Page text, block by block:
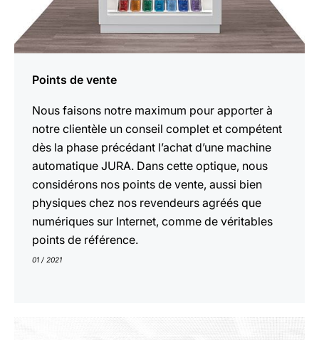
Points de vente
Nous faisons notre maximum pour apporter à
notre clientèle un conseil complet et compétent
dès la phase précédant l’achat d’une machine
automatique JURA. Dans cette optique, nous
considérons nos points de vente, aussi bien
physiques chez nos revendeurs agréés que
numériques sur Internet, comme de véritables
points de référence.
01 / 2021